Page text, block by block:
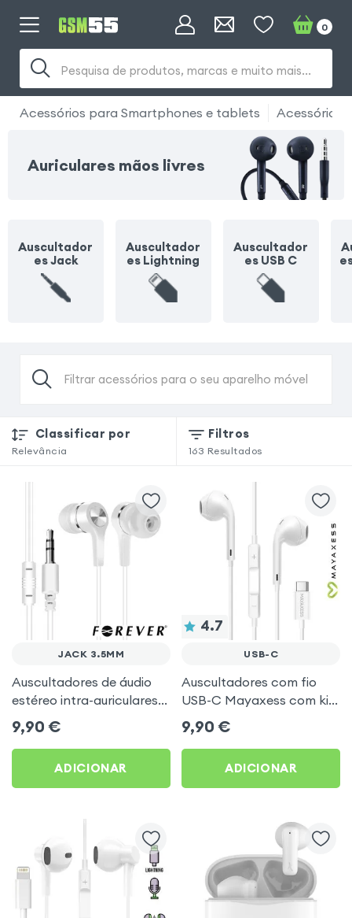
Pesquisa de produtos, marcas e muito mais...
0
Acessórios para Smartphones e tablets Acessórios
Auriculares mãos livres
Auscultador
es Jack
Auscultador
es Lightning
Auscultador
es USB C
Filtrar acessórios para o seu aparelho móvel
Classificar por
Relevância
Filtros
163 Resultados
JACK 3.5MM
Auscultadores de áudio
estéreo intra-auriculares
branco da Forever
9,90 €
ADICIONAR
4.7
USB-C
Auscultadores com fio
USB-C Mayaxess com kit
mãos-livres – Brancos
9,90 €
ADICIONAR